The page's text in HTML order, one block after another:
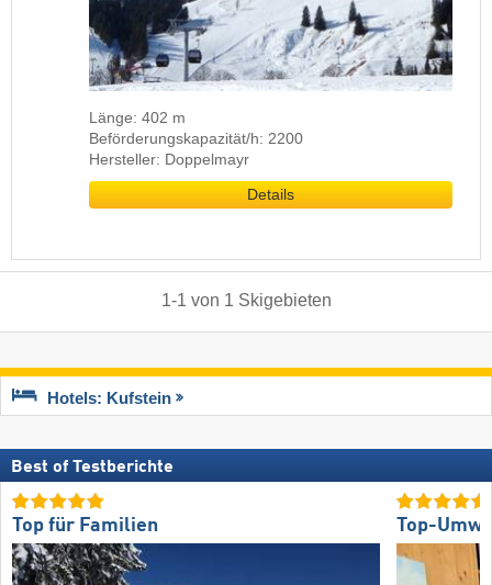
Länge: 402 m
Beförderungskapazität/h: 2200
Hersteller: Doppelmayr
Details
1-1 von 1 Skigebieten
Hotels: Kufstein
Best of Testberichte
Top für Familien Top-